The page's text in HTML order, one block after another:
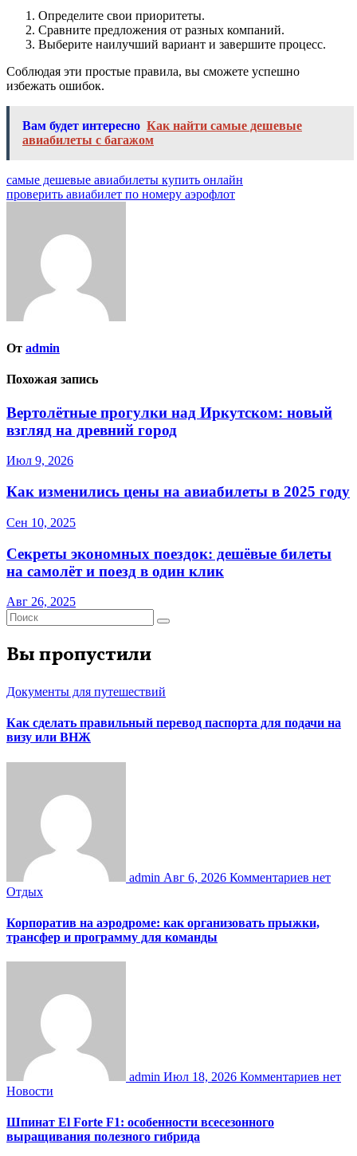
Определите свои приоритеты.
Сравните предложения от разных компаний.
Выберите наилучший вариант и завершите процесс.
Соблюдая эти простые правила, вы сможете успешно
избежать ошибок.
Вам будет интересно Как найти самые дешевые
авиабилеты с багажом
Навигация
по
самые дешевые авиабилеты купить онлайн
проверить авиабилет по номеру аэрофлот
От admin
Похожая запись
Вертолётные прогулки над Иркутском: новый
взгляд на древний город
Июл 9, 2026
Как изменились цены на авиабилеты в 2025 году
Сен 10, 2025
Секреты экономных поездок: дешёвые билеты
на самолёт и поезд в один клик
Авг 26, 2025
Вы пропустили
Документы для путешествий
Как сделать правильный перевод паспорта для подачи на
визу или ВНЖ
admin Авг 6, 2026 Комментариев нет
Отдых
Корпоратив на аэродроме: как организовать прыжки,
трансфер и программу для команды
admin Июл 18, 2026 Комментариев нет
Новости
Шпинат El Forte F1: особенности всесезонного
выращивания полезного гибрида